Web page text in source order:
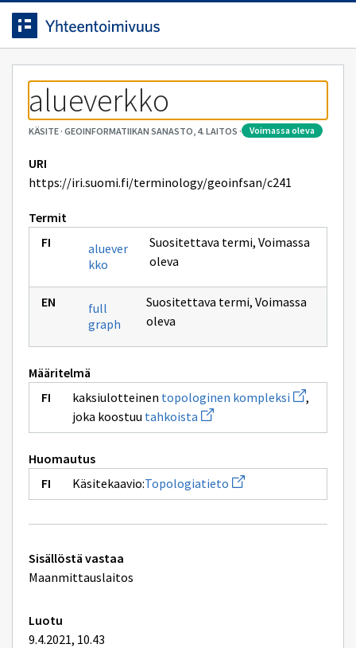
Siirrytty
sivulle
Siirry suoraan sisältöön.
alueverkko
KÄSITE· GEOINFORMATIIKAN SANASTO, 4. LAITOS · voimassa oleva
URI
https://iri.suomi.fi/terminology/geoinfsan/c241
Termit
aluever
kko
Suositettava termi, Voimassa
oleva
full
graph
Suositettava termi, Voimassa
oleva
Määritelmä
kaksiulotteinen topologinen kompleksi Avaa
uuden
sivulle
,
joka koostuu tahkoista Avaa
uuden
ikkunan
Huomautus
Käsitekaavio:Topologiatieto Avaa
uuden
ikkunan
Tekniset
lisätiedot
Sisällöstä vastaa
Maanmittauslaitos
Luotu
9.4.2021, 10.43